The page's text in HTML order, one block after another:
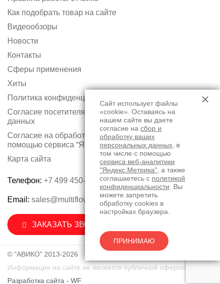
Как подобрать товар на сайте
Видеообзоры
Новости
Контакты
Сферы применения
Хиты
Политика конфиденциальности
Согласие посетителя сайта на обработку персональных
данных
Согласие на обработку персональных данных с
помощью сервиса “Яндекс.Метрика”
Карта сайта
Телефон: +7 499 450-75-50
Email: sales@multiflow.ru
ЗАКАЗАТЬ ЗВОНОК
© "АВИКО" 2013-2026
Информация на сайте не является публичной офертой.
Разработка сайта - WF
Сайт использует файлы
«cookie». Оставаясь на
нашем сайте вы даете
согласие на сбор и
обработку ваших
персональных данных , в
том числе с помощью
сервиса веб-аналитики
"Яндекс.Метрика" , а также
соглашаетесь с политикой
конфиденциальности . Вы
можете запретить
обработку cookies в
настройках браузера.
ПРИНИМАЮ